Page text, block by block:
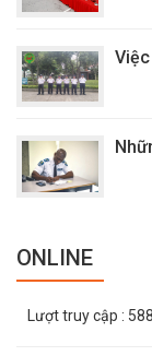
ONLINE
Lượt truy cập :